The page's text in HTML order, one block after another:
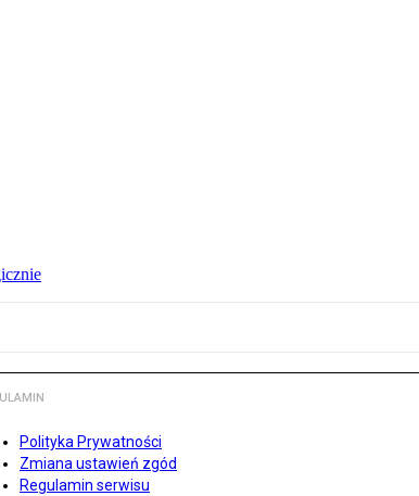
Polityka Prywatności
Zmiana ustawień zgód
Regulamin serwisu